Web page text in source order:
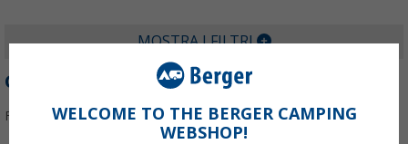
MOSTRA I FILTRI
GRUNDIG
Filtrare per:WELCOME TO THE BERGER CAMPING
WEBSHOP!